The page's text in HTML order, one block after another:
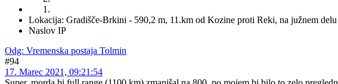
Lokacija: Gradišče-Brkini - 590,2 m, 11.km od Kozine proti Reki, na južnem
Naslov IP
Odg: Vremenska postaja Tolmin
#94
17. Marec 2021, 09:21:54